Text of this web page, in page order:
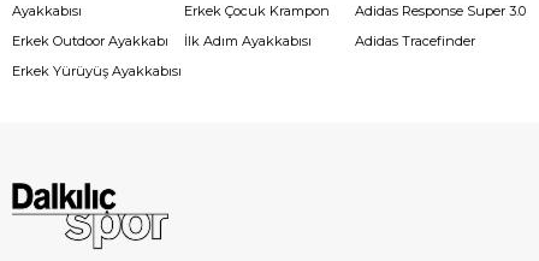
Ayakkabısı
Erkek Outdoor Ayakkabı
Erkek Yürüyüş Ayakkabısı
Erkek Çocuk Krampon
İlk Adım Ayakkabısı
Adidas Response Super 3.0
Adidas Tracefinder